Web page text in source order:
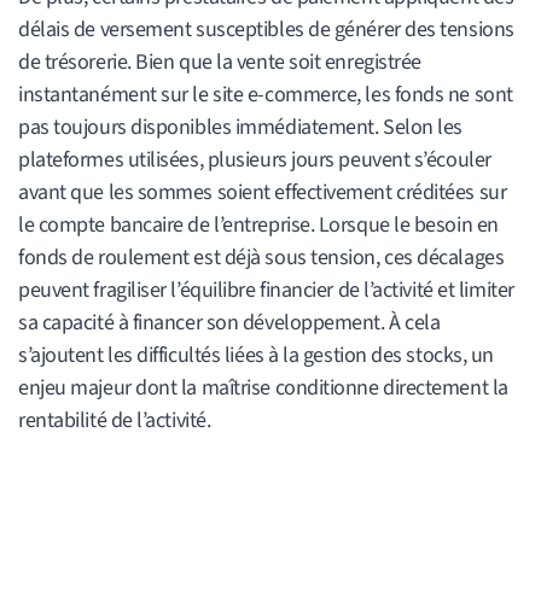
délais de versement susceptibles de générer des tensions
de trésorerie. Bien que la vente soit enregistrée
instantanément sur le site e-commerce, les fonds ne sont
pas toujours disponibles immédiatement. Selon les
plateformes utilisées, plusieurs jours peuvent s’écouler
avant que les sommes soient effectivement créditées sur
le compte bancaire de l’entreprise. Lorsque le besoin en
fonds de roulement est déjà sous tension, ces décalages
peuvent fragiliser l’équilibre financier de l’activité et limiter
sa capacité à financer son développement. À cela
s’ajoutent les difficultés liées à la gestion des stocks, un
enjeu majeur dont la maîtrise conditionne directement la
rentabilité de l’activité.